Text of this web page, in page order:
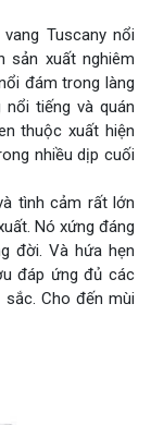
Tuscany nổi
sản xuất nghiêm
đám trong làng
nổi tiếng và quán
thuộc xuất hiện
nhiều dịp cuối
tình cảm rất lớn
Nó xứng đáng
đời. Và hứa hẹn
đáp ứng đủ các
Cho đến mùi